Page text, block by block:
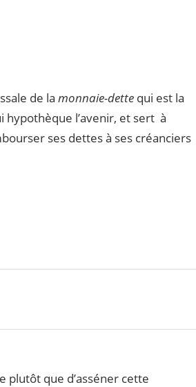
de la monnaie-dettequi est la
hypothèque l’avenir, et sert à
ses dettes à ses créanciers
plutôt que d’asséner cette